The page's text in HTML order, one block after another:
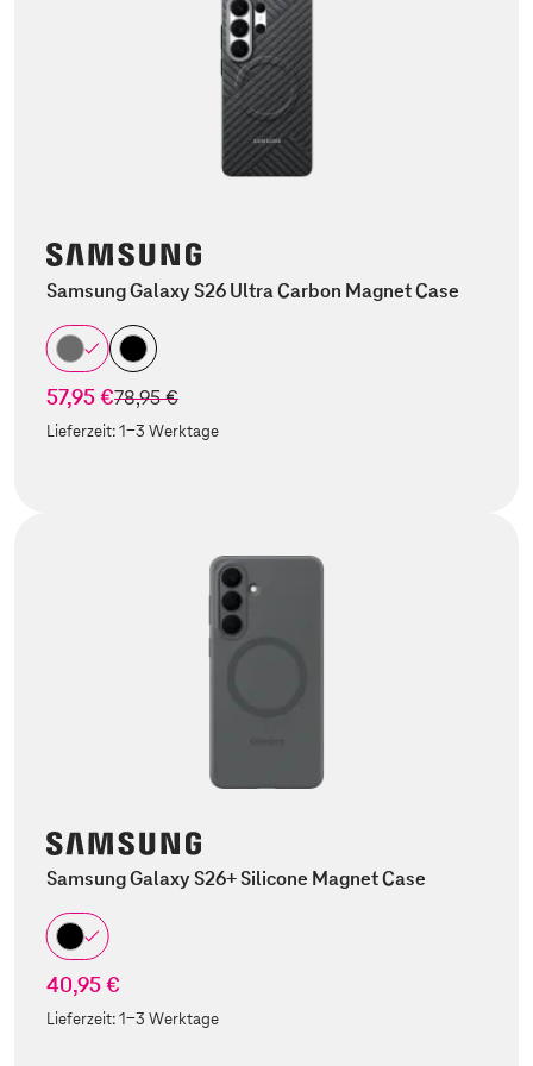
Samsung Galaxy S26 Ultra Carbon Magnet Case
57,95 €statt
78,95 €
Lieferzeit:1-3 Werktage
Samsung Galaxy S26+ Silicone Magnet Case
40,95 €
Lieferzeit:1-3 Werktage